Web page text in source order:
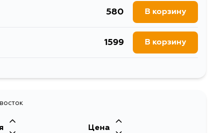
580 В корзину
1599 В корзину
Цена